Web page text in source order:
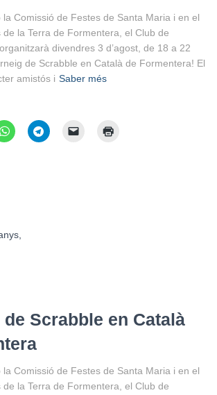
Comissió de Festes de Santa Maria i en el
la Terra de Formentera, el Club de
divendres 3 d’agost, de 18 a 22
de Scrabble en Català de Formentera! El
amistós i Saber més
Scrabble en Català
Comissió de Festes de Santa Maria i en el
la Terra de Formentera, el Club de